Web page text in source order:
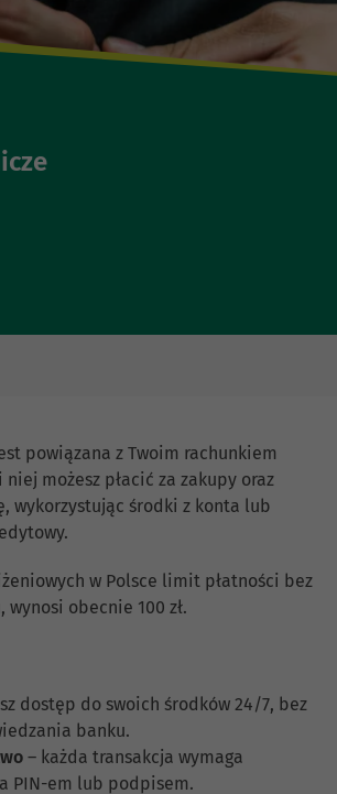
powiązana z Twoim rachunkiem
niej możesz płacić za zakupy oraz
wykorzystując środki z konta lub
w Polsce limit płatności bez
wynosi obecnie 100 zł.
dostęp do swoich środków 24/7, bez
banku.
– każda transakcja wymaga
PIN-em lub podpisem.